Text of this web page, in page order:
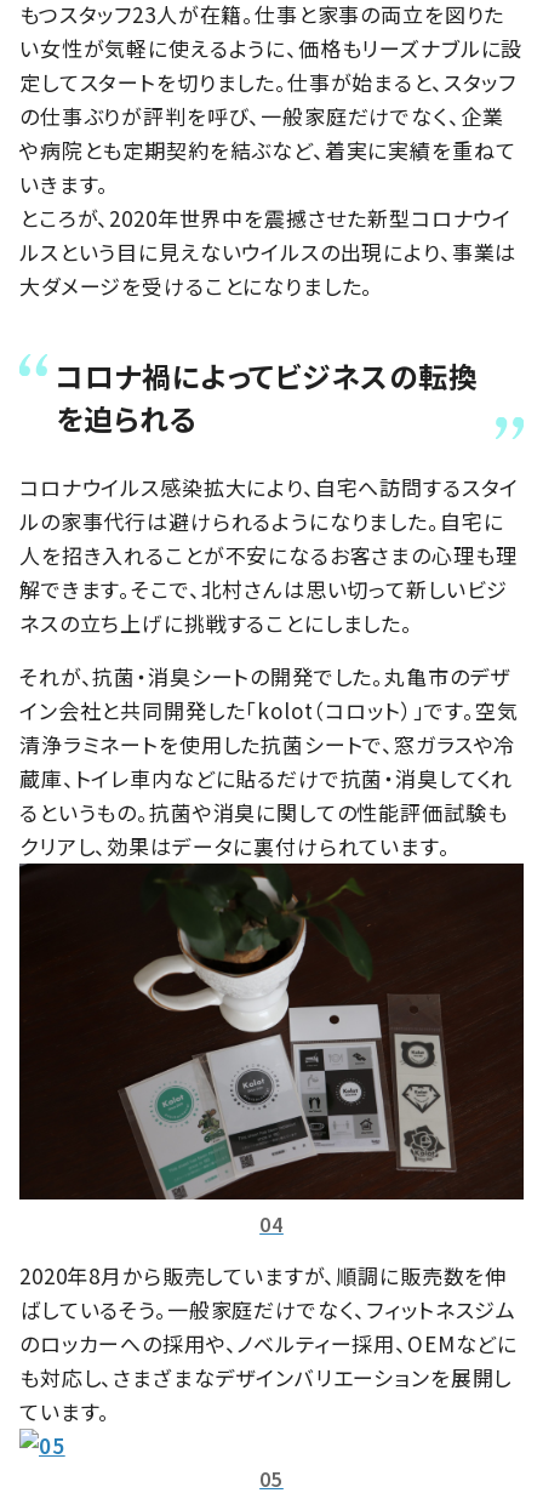
もつスタッフ23人が在籍。仕事と家事の両立を図りた
い女性が気軽に使えるように、価格もリーズナブルに設
定してスタートを切りました。仕事が始まると、スタッフ
の仕事ぶりが評判を呼び、一般家庭だけでなく、企業
や病院とも定期契約を結ぶなど、着実に実績を重ねて
いきます。
ところが、2020年世界中を震撼させた新型コロナウイ
ルスという目に見えないウイルスの出現により、事業は
大ダメージを受けることになりました。
コロナ禍によってビジネスの転換
を迫られる
コロナウイルス感染拡大により、自宅へ訪問するスタイ
ルの家事代行は避けられるようになりました。自宅に
人を招き入れることが不安になるお客さまの心理も理
解できます。そこで、北村さんは思い切って新しいビジ
ネスの立ち上げに挑戦することにしました。
それが、抗菌・消臭シートの開発でした。丸亀市のデザ
イン会社と共同開発した「kolot（コロット）」です。空気
清浄ラミネートを使用した抗菌シートで、窓ガラスや冷
蔵庫、トイレ車内などに貼るだけで抗菌・消臭してくれ
るというもの。抗菌や消臭に関しての性能評価試験も
クリアし、効果はデータに裏付けられています。
04
2020年8月から販売していますが、順調に販売数を伸
ばしているそう。一般家庭だけでなく、フィットネスジム
のロッカーへの採用や、ノベルティー採用、OEMなどに
も対応し、さまざまなデザインバリエーションを展開し
ています。
05